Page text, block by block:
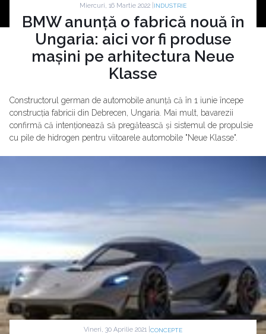
Miercuri, 16 Martie 2022 | INDUSTRIE
BMW anunță o fabrică nouă în
Ungaria: aici vor fi produse
mașini pe arhitectura Neue
Klasse
Constructorul german de automobile anunță că în 1 iunie începe
construcția fabricii din Debrecen, Ungaria. Mai mult, bavarezii
confirmă că intenționează să pregătească și sistemul de propulsie
cu pile de hidrogen pentru viitoarele automobile "Neue Klasse".
Vineri, 30 Aprilie 2021 | CONCEPTE